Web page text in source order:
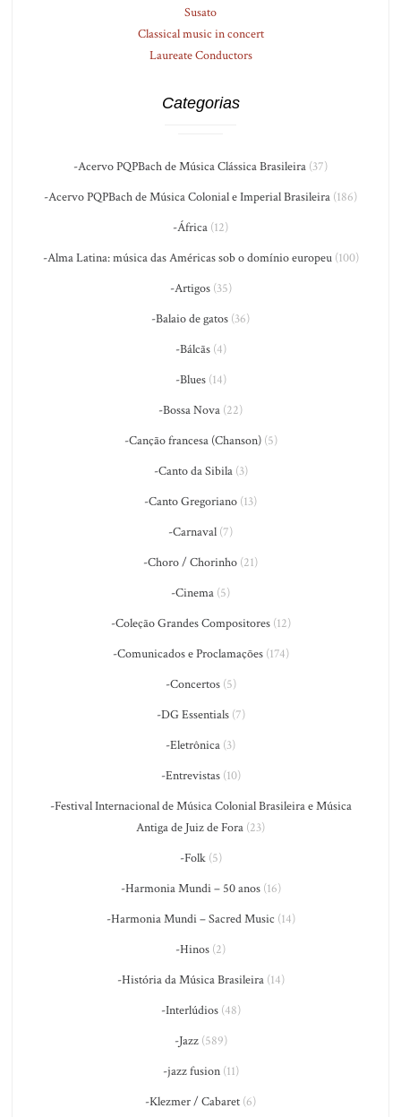
Susato
Classical music in concert
Laureate Conductors
Categorias
-Acervo PQPBach de Música Clássica Brasileira (37)
-Acervo PQPBach de Música Colonial e Imperial Brasileira (186)
-África (12)
-Alma Latina: música das Américas sob o domínio europeu(100)
-Artigos(35)
-Balaio de gatos (36)
-Bálcãs(4)
-Blues(14)
-Bossa Nova (22)
-Canção francesa (Chanson)(5)
-Canto da Sibila(3)
-Canto Gregoriano (13)
-Carnaval (7)
-Choro / Chorinho (21)
-Cinema (5)
-Coleção Grandes Compositores(12)
-Comunicados e Proclamações(174)
-Concertos(5)
-DG Essentials(7)
-Eletrônica (3)
-Entrevistas(10)
-Festival Internacional de Música Colonial Brasileira e Música
Antiga de Juiz de Fora (23)
-Folk(5)
-Harmonia Mundi – 50 anos(16)
-Harmonia Mundi – Sacred Music (14)
-Hinos (2)
-História da Música Brasileira(14)
-Interlúdios(48)
-Jazz(589)
-jazz fusion(11)
-Klezmer / Cabaret (6)